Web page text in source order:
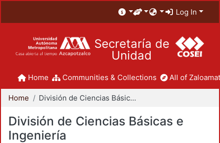
Log In
Secretaría de
Unidad
Home Communities & Collections All of
Home División de Ciencias Básicas e Ingeniería
División de Ciencias Básicas e
Ingeniería